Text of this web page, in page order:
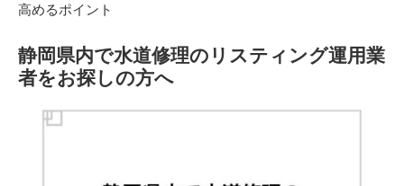
高めるポイント
静岡県内で水道修理のリスティング運用業
者をお探しの方へ